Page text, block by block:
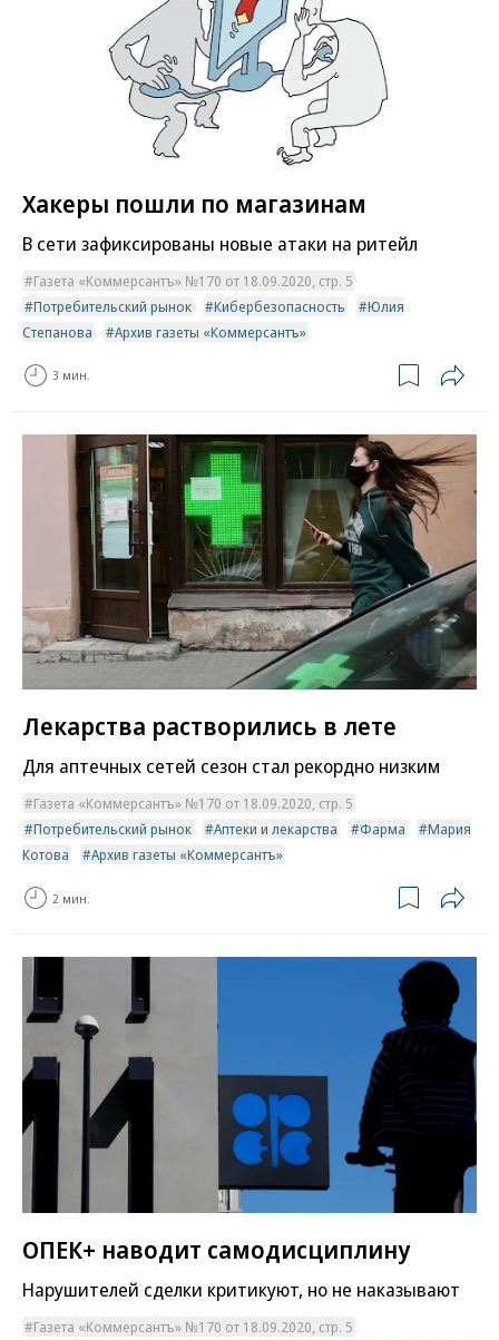
Хакеры пошли по магазинам
В сети зафиксированы новые атаки на ритейл
Газета «Коммерсантъ» №170 от 18.09.2020, стр. 5
Потребительский рынок
Кибербезопасность
Юлия
Степанова
Архив газеты «Коммерсантъ»
3 мин.
Лекарства растворились в лете
Для аптечных сетей сезон стал рекордно низким
Газета «Коммерсантъ» №170 от 18.09.2020, стр. 5
Потребительский рынок
Аптеки и лекарства Фарма
Мария
Котова
Архив газеты «Коммерсантъ»
2 мин.
ОПЕК+ наводит самодисциплину
Нарушителей сделки критикуют, но не наказывают
Газета «Коммерсантъ» №170 от 18.09.2020, стр. 5